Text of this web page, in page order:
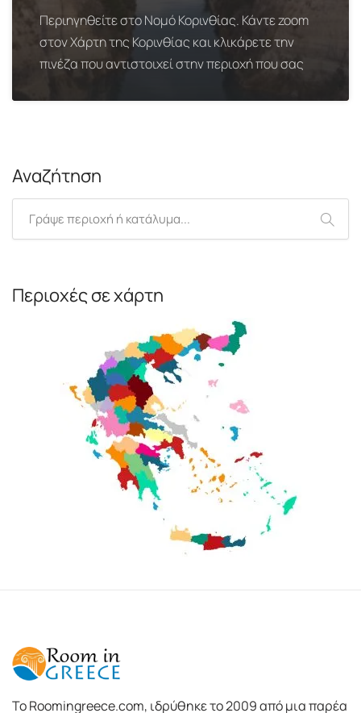
Περιηγηθείτε στο Νομό Κορινθίας. Κάντε zoom
στον Χάρτη της Κορινθίας και κλικάρετε την
πινέζα που αντιστοιχεί στην περιοχή που σας
Αναζήτηση
Περιοχές σε χάρτη
To Roomingreece.com, ιδρύθηκε το 2009 από μια παρέα